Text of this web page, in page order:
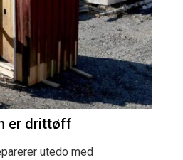
er drittøff
utedo med